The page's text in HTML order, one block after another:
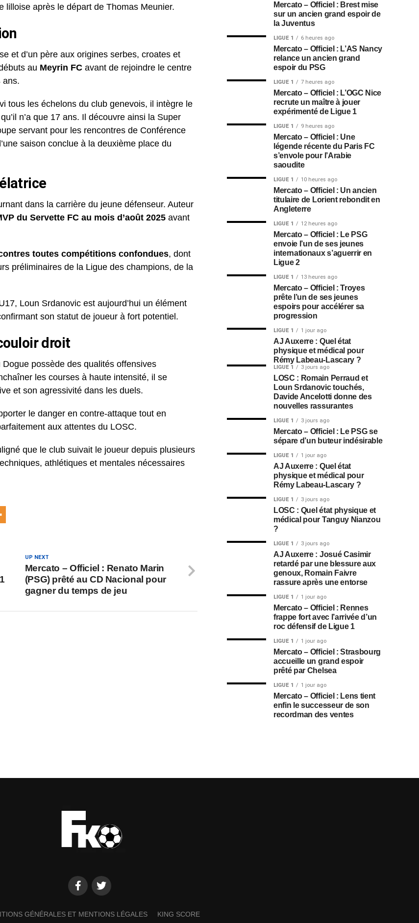
lilloise après le départ de Thomas Meunier.
et d’un père aux origines serbes, croates et
au Meyrin FC avant de rejoindre le centre
ans.
tous les échelons du club genevois, il intègre le
n’a que 17 ans. Il découvre ainsi la Super
servant pour les rencontres de Conférence
saison conclue à la deuxième place du
dans la carrière du jeune défenseur. Auteur
du Servette FC au mois d’août 2025 avant
toutes compétitions confondues, dont
préliminaires de la Ligue des champions, de la
Loun Srdanovic est aujourd’hui un élément
son statut de joueur à fort potentiel.
droit
possède des qualités offensives
les courses à haute intensité, il se
et son agressivité dans les duels.
le danger en contre-attaque tout en
aux attentes du LOSC.
que le club suivait le joueur depuis plusieurs
athlétiques et mentales nécessaires
UP NEXT
Mercato – Officiel : Renato Marin
(PSG) prêté au CD Nacional pour
gagner du temps de jeu
Mercato – Officiel : Brest mise
sur un ancien grand espoir de
la Juventus
LIGUE 1 6 heures ago
Mercato – Officiel : L’AS Nancy
relance un ancien grand
espoir du PSG
LIGUE 1 7 heures ago
Mercato – Officiel : L’OGC Nice
recrute un maître à jouer
expérimenté de Ligue 1
LIGUE 1 9 heures ago
Mercato – Officiel : Une
légende récente du Paris FC
s’envole pour l’Arabie
saoudite
LIGUE 1 10 heures ago
Mercato – Officiel : Un ancien
titulaire de Lorient rebondit en
Angleterre
LIGUE 1 12 heures ago
Mercato – Officiel : Le PSG
envoie l’un de ses jeunes
internationaux s’aguerrir en
Ligue 2
LIGUE 1 13 heures ago
Mercato – Officiel : Troyes
prête l’un de ses jeunes
espoirs pour accélérer sa
progression
LIGUE 1 1 jour ago
AJ Auxerre : Quel état
physique et médical pour
Rémy Labeau-Lascary ?
LIGUE 1 3 jours ago
LOSC : Romain Perraud et
Loun Srdanovic touchés,
Davide Ancelotti donne des
nouvelles rassurantes
LIGUE 1 3 jours ago
Mercato – Officiel : Le PSG se
sépare d’un buteur indésirable
LIGUE 1 1 jour ago
AJ Auxerre : Quel état
physique et médical pour
Rémy Labeau-Lascary ?
LIGUE 1 3 jours ago
LOSC : Quel état physique et
médical pour Tanguy Nianzou
?
LIGUE 1 3 jours ago
AJ Auxerre : Josué Casimir
retardé par une blessure aux
genoux, Romain Faivre
rassure après une entorse
LIGUE 1 1 jour ago
Mercato – Officiel : Rennes
frappe fort avec l’arrivée d’un
roc défensif de Ligue 1
LIGUE 1 1 jour ago
Mercato – Officiel : Strasbourg
accueille un grand espoir
prêté par Chelsea
LIGUE 1 1 jour ago
Mercato – Officiel : Lens tient
enfin le successeur de son
recordman des ventes
GÉNÉRALES ET MENTIONS LÉGALES KING SCORE